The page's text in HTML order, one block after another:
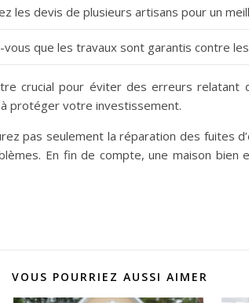
les devis de plusieurs artisans pour un
vous que les travaux sont garantis contre
crucial pour éviter des erreurs relatant
protéger votre investissement.
pas seulement la réparation des fuites
En fin de compte, une maison bien
VOUS POURRIEZ AUSSI AIMER